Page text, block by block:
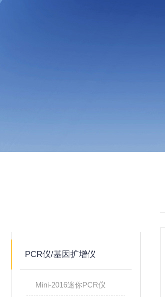
PCR仪/基因扩增仪
Mini-2016迷你PCR仪